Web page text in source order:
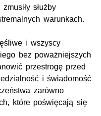
służby
warunkach.
i wszyscy
bez poważniejszych
przestrogę przed
i świadomość
zarówno
które poświęcają się